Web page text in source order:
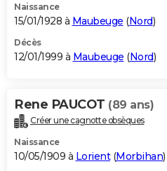
Naissance
15/01/1928 à Maubeuge (Nord)
Décès
12/01/1999 à Maubeuge (Nord)
Rene PAUCOT (89 ans)
Créer une cagnotte obsèques
Naissance
10/05/1909 à Lorient(Morbihan)